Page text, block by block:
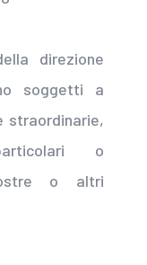
direzione
soggetti a
straordinarie,
o
o altri